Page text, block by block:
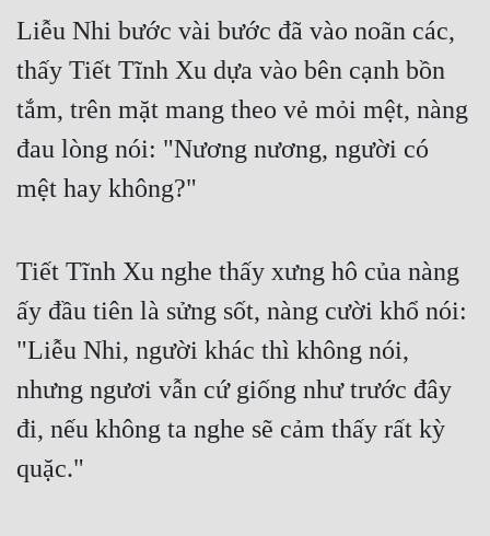
Liễu Nhi bước vài bước đã vào noãn các,
thấy Tiết Tĩnh Xu dựa vào bên cạnh bồn
tắm, trên mặt mang theo vẻ mỏi mệt, nàng
đau lòng nói: "Nương nương, người có
mệt hay không?"
Tiết Tĩnh Xu nghe thấy xưng hô của nàng
ấy đầu tiên là sửng sốt, nàng cười khổ nói:
"Liễu Nhi, người khác thì không nói,
nhưng ngươi vẫn cứ giống như trước đây
đi, nếu không ta nghe sẽ cảm thấy rất kỳ
quặc."